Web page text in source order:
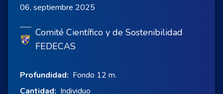
06, septiembre 2025
Comité Científico y de Sostenibilidad
FEDECAS
Profundidad: Fondo 12 m.
Cantidad: Individuo